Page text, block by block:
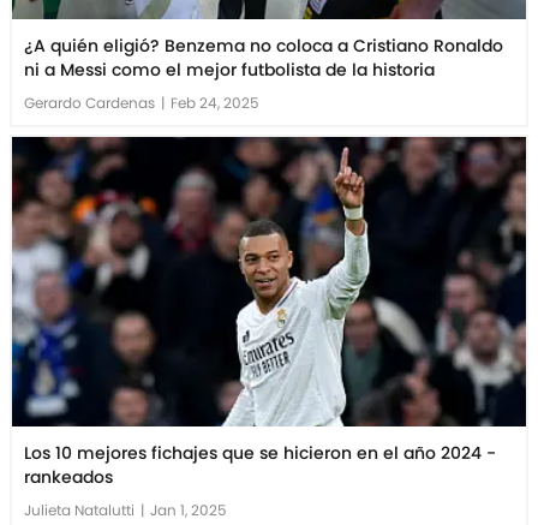
¿A quién eligió? Benzema no coloca a Cristiano Ronaldo
ni a Messi como el mejor futbolista de la historia
Gerardo Cardenas | Feb 24, 2025
Los 10 mejores fichajes que se hicieron en el año 2024 -
rankeados
Julieta Natalutti | Jan 1, 2025